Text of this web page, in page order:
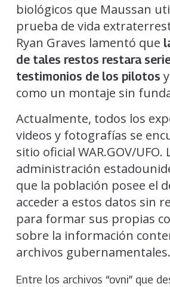
biológicos que Maussan
prueba de vida
Ryan Graves lamentó que
de tales restos restara
testimonios de los pilotos
como un montaje sin
Actualmente, todos los
videos y fotografías se
sitio oficial WAR.GOV/UFO.
administración
que la población posee el
acceder a estos datos sin
para formar sus propias
sobre la información
archivos gubernamentales.
Entre los archivos “ovni” que